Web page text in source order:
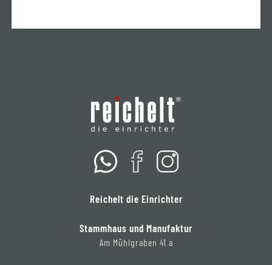
Reichelt die Einrichter
Stammhaus und Manufaktur
Am Mühlgraben 41 a